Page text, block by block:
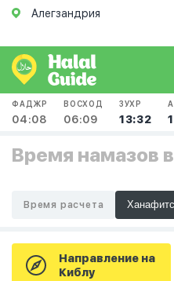
Алегзандрия
ФАДЖР
04:08
ВОСХОД
06:09
ЗУХР
13:32
Время намазов
Время расчета
Направление на
Киблу